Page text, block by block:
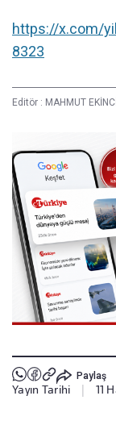
https://x.com/
8323
Editör : MAHMUT EKİNCİ
Paylaş
Yayın Tarihi 11